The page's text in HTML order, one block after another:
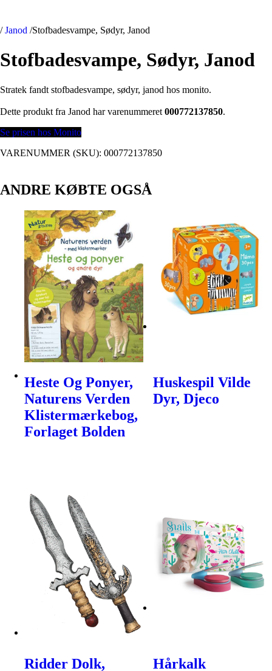
/ Janod /Stofbadesvampe, Sødyr, Janod
Stofbadesvampe, Sødyr, Janod
Stratek fandt stofbadesvampe, sødyr, janod hos monito.
Dette produkt fra Janod har varenummeret 000772137850.
Se prisen hos Monito
VARENUMMER (SKU): 000772137850
ANDRE KØBTE OGSÅ
Heste Og Ponyer,
Naturens Verden
Klistermærkebog,
Forlaget Bolden
Huskespil Vilde
Dyr, Djeco
Ridder Dolk, Hårkalk